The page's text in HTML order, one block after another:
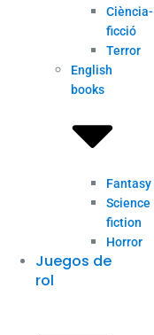
Ciència-
ficció
Terror
English
books
Fantasy
Science
fiction
Horror
Juegos de
rol